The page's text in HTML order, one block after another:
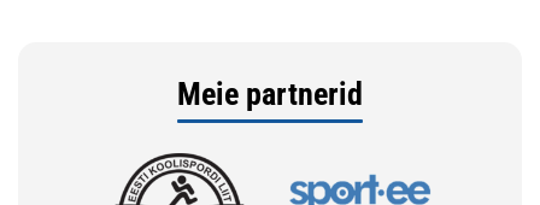
Meie partnerid